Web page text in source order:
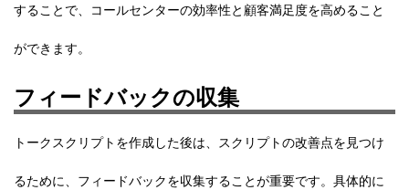
することで、コールセンターの効率性と顧客満足度を高めること
ができます。
フィードバックの収集
トークスクリプトを作成した後は、スクリプトの改善点を見つけ
るために、フィードバックを収集することが重要です。具体的に